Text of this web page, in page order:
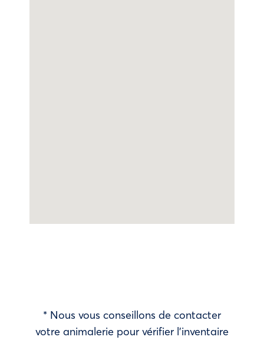
* Nous vous conseillons de contacter
votre animalerie pour vérifier l’inventaire